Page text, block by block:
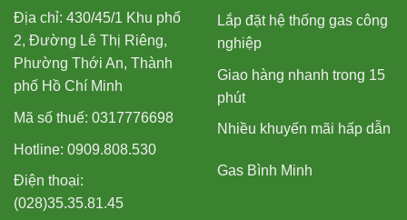
Địa chỉ: 430/45/1 Khu phố
2, Đường Lê Thị Riêng,
Phường Thới An, Thành
phố Hồ Chí Minh
Mã số thuế: 0317776698
Hotline: 0909.808.530
Điện thoại:
(028)35.35.81.45
Lắp đặt hệ thống gas công
nghiệp
Giao hàng nhanh trong 15
phút
Nhiều khuyến mãi hấp dẫn
Gas Bình Minh